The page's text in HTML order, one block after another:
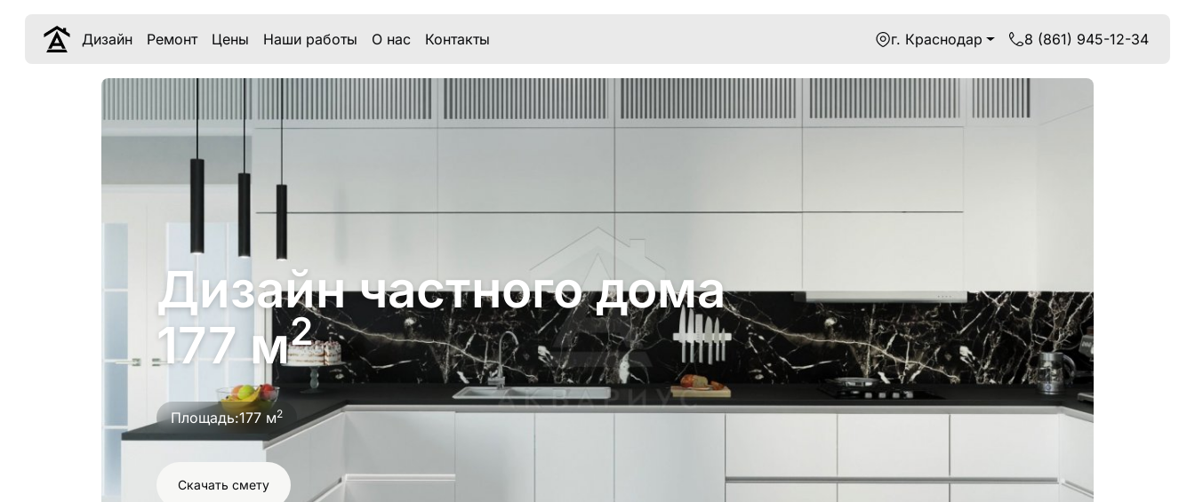
Дизайн Ремонт Цены Наши работы О нас Контакты г. Краснодар 8 (861) 945-12-34
Дизайн частного дома
177 м2
Площадь:177 м2
Скачать смету